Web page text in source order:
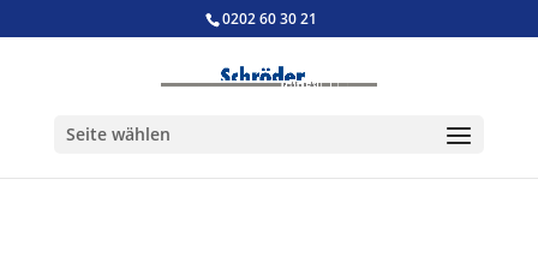
0202 60 30 21
Seite wählen